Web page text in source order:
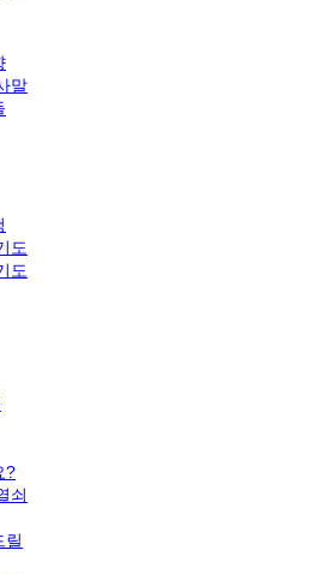
말
도
도
?
쇠
릴